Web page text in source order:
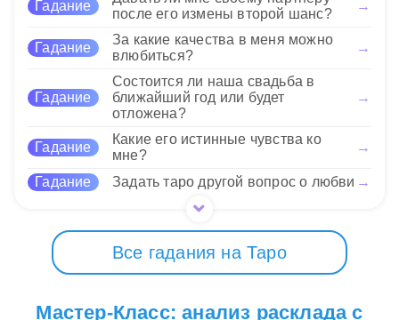
Нравится
об ответственности за свои действия. Это
время для себя даже в бурные моменты жизни,
чтобы поддерживать эмоциональный баланс.
Нравится
Гадание
после его измены второй шанс?
→
Гадание
За какие качества в меня можно
влюбиться?
→
Гадание
Состоится ли наша свадьба в
ближайший год или будет
отложена?
→
Гадание
Какие его истинные чувства ко
мне?
→
Гадание Задать таро другой вопрос о любви →
Все гадания на Таро
Мастер-Класс: анализ расклада с